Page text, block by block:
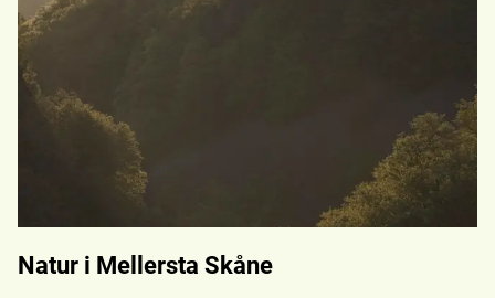
Natur i Mellersta Skåne